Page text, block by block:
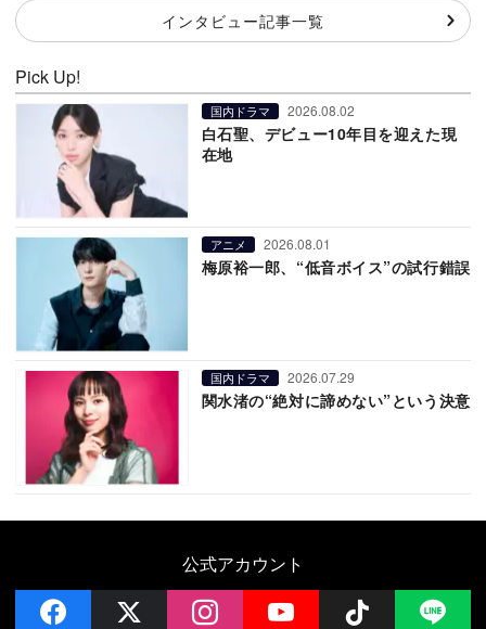
インタビュー記事一覧
Pick Up!
国内ドラマ 2026.08.02
白石聖、デビュー10年目を迎えた現
在地
アニメ 2026.08.01
梅原裕一郎、“低音ボイス”の試行錯誤
国内ドラマ 2026.07.29
関水渚の“絶対に諦めない”という決意
公式アカウント
facebook instagramYouTube Follow